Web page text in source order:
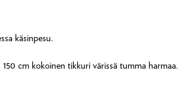
käsinpesu.
cm kokoinen tikkuri värissä tumma harmaa.